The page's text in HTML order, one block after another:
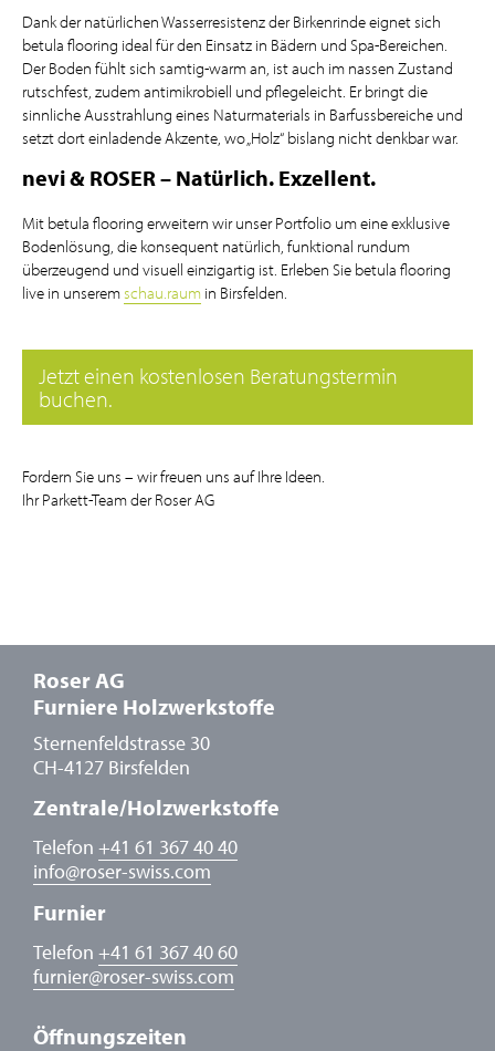
Dank der natürlichen Wasserresistenz der Birkenrinde eignet sich
betula flooring ideal für den Einsatz in Bädern und Spa-Bereichen.
Der Boden fühlt sich samtig-warm an, ist auch im nassen Zustand
rutschfest, zudem antimikrobiell und pflegeleicht. Er bringt die
sinnliche Ausstrahlung eines Naturmaterials in Barfussbereiche und
setzt dort einladende Akzente, wo „Holz“ bislang nicht denkbar war.
nevi & ROSER – Natürlich. Exzellent.
Mit betula flooring erweitern wir unser Portfolio um eine exklusive
Bodenlösung, die konsequent natürlich, funktional rundum
überzeugend und visuell einzigartig ist. Erleben Sie betula flooring
live in unserem schau.raum in Birsfelden.
Jetzt einen kostenlosen Beratungstermin
buchen.
Fordern Sie uns – wir freuen uns auf Ihre Ideen.
Ihr Parkett-Team der Roser AG
Roser AG
Furniere Holzwerkstoffe
Sternenfeldstrasse 30
CH-4127 Birsfelden
Zentrale/Holzwerkstoffe
Telefon +41 61 367 40 40
info@roser-swiss.com
Furnier
Telefon +41 61 367 40 60
furnier@roser-swiss.com
Öffnungszeiten